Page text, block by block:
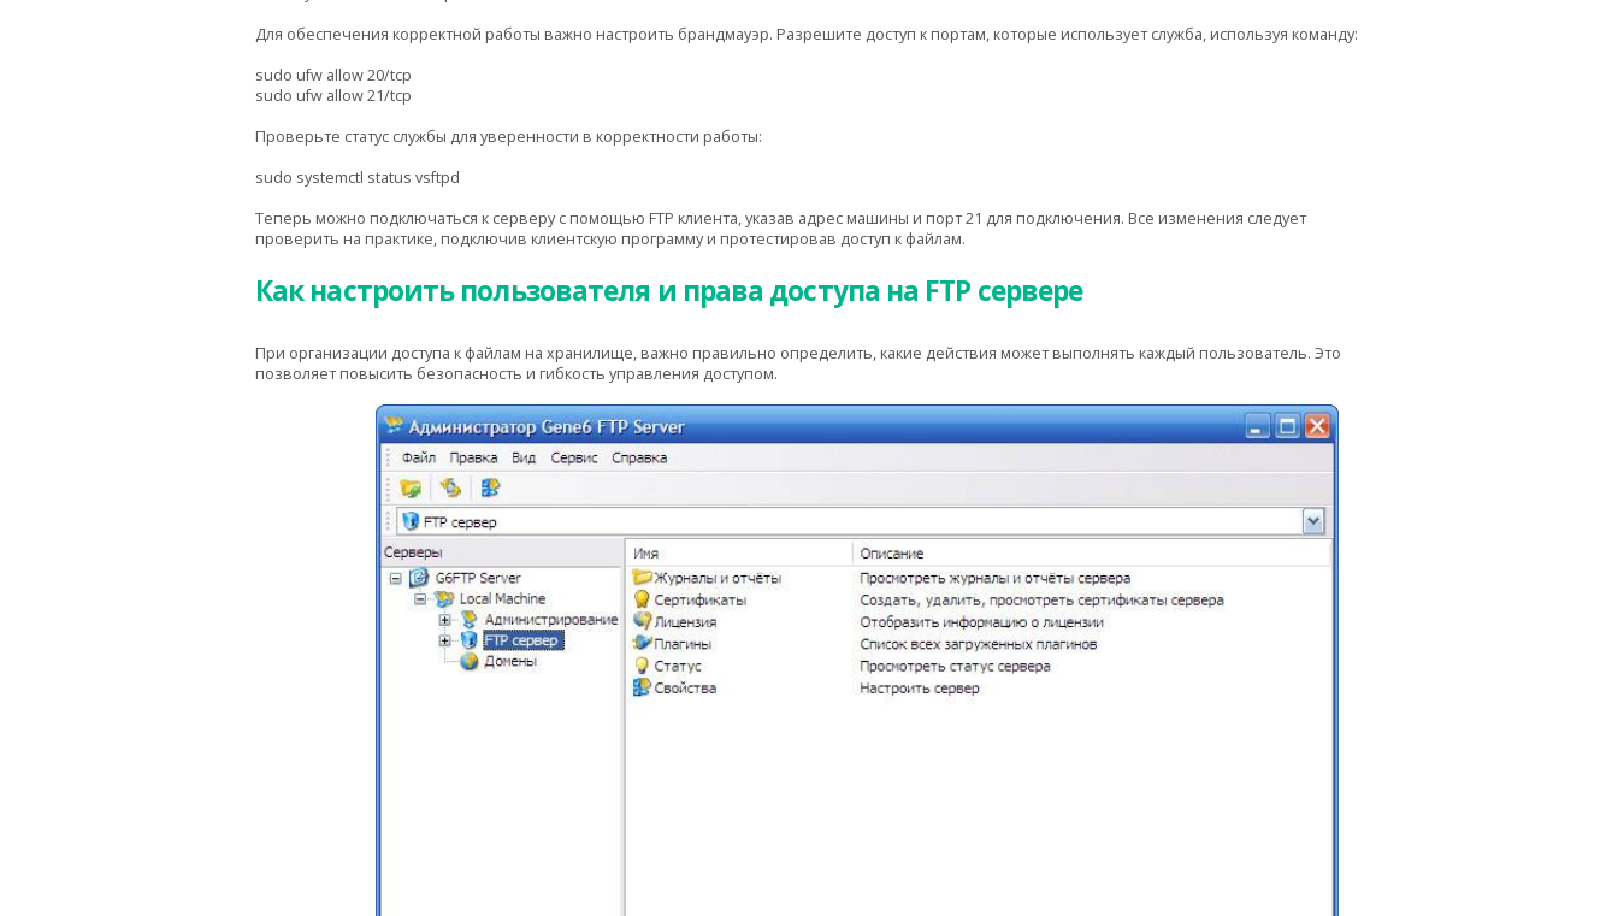
Для обеспечения корректной работы важно настроить брандмауэр. Разрешите доступ к портам, которые использует служба, используя команду:
sudo ufw allow 20/tcp
sudo ufw allow 21/tcp
Проверьте статус службы для уверенности в корректности работы:
sudo systemctl status vsftpd
Теперь можно подключаться к серверу с помощью FTP клиента, указав адрес машины и порт 21 для подключения. Все изменения следует
проверить на практике, подключив клиентскую программу и протестировав доступ к файлам.
Как настроить пользователя и права доступа на FTP сервере
При организации доступа к файлам на хранилище, важно правильно определить, какие действия может выполнять каждый пользователь. Это
позволяет повысить безопасность и гибкость управления доступом.